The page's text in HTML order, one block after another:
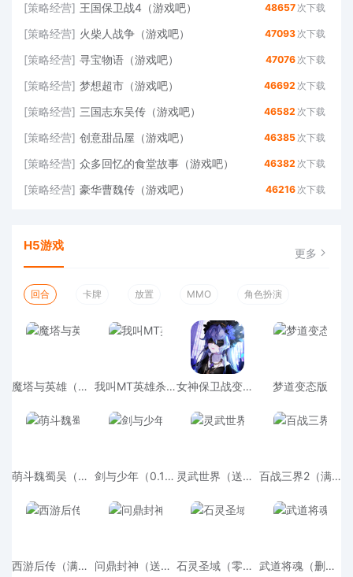
[策略经营] 王国保卫战4（游戏吧） 48657 次下载
[策略经营] 火柴人战争（游戏吧） 47093 次下载
[策略经营] 寻宝物语（游戏吧） 47076 次下载
[策略经营] 梦想超市（游戏吧） 46692 次下载
[策略经营] 三国志东吴传（游戏吧） 46582 次下载
[策略经营] 创意甜品屋（游戏吧） 46385 次下载
[策略经营] 众多回忆的食堂故事（游戏吧） 46382 次下载
[策略经营] 豪华曹魏传（游戏吧） 46216 次下载
H5游戏 更多
回合 卡牌 放置 MMO 角色扮演
魔塔与英雄（内置0.05折一统天下）变态版游戏 我叫MT英雄杀变态版免费版 女神保卫战变态版官方版 梦道变态版
萌斗魏蜀吴（送千抽七星赵云）变态版 剑与少年（0.1折无限充）变态版 灵武世界（送VIP掉元宝）变态版 百战三界2（满额免费刷充）变态版
西游后传（满V版上线送VIP15）变态版 问鼎封神（送神将刷充）变态版 石灵圣域（零氪送万抽）变态版 武道将魂（删档内测）变态版